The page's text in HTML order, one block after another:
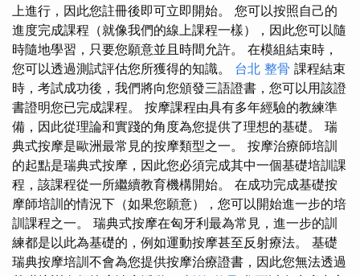
上進行，因此您註冊後即可立即開始。 您可以按照自己的
進度完成課程（就像我們的線上課程一樣），因此您可以隨
時隨地學習，只要您願意並且時間允許。 在模組結束時，
您可以透過測試評估您所獲得的知識。 台北 整骨 課程結束
時，考試成功後，我們將向您頒發三語證書，您可以用該證
書證明您已完成課程。 按摩課程由具有多年經驗的教練準
備，因此從理論和實踐的角度為您提供了理想的基礎。 瑞
典式按摩是歐洲最常見的按摩類型之一。 按摩治療師培訓
的起點是瑞典式按摩，因此您必須完成其中一個基礎培訓課
程，該課程從一所繼續教育機構開始。 在成功完成基礎按
摩師培訓的情況下（如果您願意），您可以開始進一步的培
訓課程之一。 瑞典式按摩在匈牙利最為常見，進一步的訓
練都是以此為基礎的，例如運動按摩甚至反射療法。 基礎
瑞典按摩培訓不會為您提供按摩治療證書，因此您無法透過